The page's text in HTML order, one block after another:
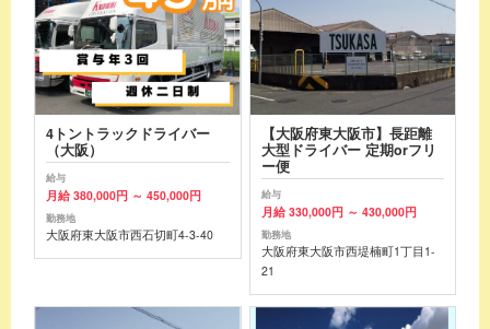
4トントラックドライバー
（大阪）
給与
月給 380,000円 ～ 450,000円
勤務地
大阪府東大阪市西石切町4-3-40
【大阪府東大阪市】長距離
大型ドライバー 定期orフリ
ー便
給与
月給 330,000円 ～ 430,000円
勤務地
大阪府東大阪市西堤楠町1丁目1-
21